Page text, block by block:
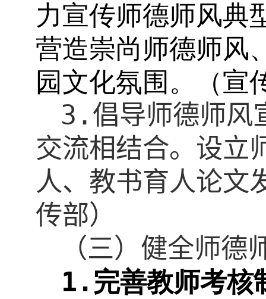
力宣传师德师风典
营造崇尚师德师风
园文化氛围。（宣
3. 倡导师德师风
交流相结合。设立
人、教书育人论文
传部）
（三）健全师
1. 完善教师考核